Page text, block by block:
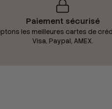
Paiement sécurisé
les meilleures cartes de
Visa, Paypal, AMEX.